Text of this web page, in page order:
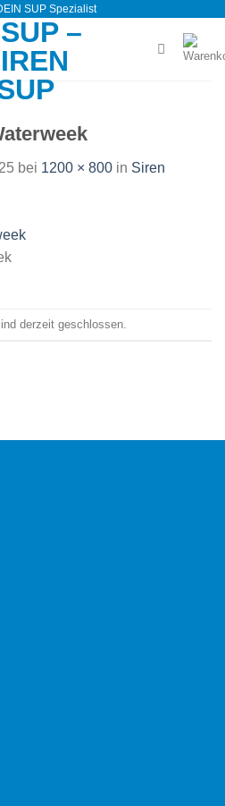
SUP Spezialist
bei 1200 × 800 in Siren
derzeit geschlossen.